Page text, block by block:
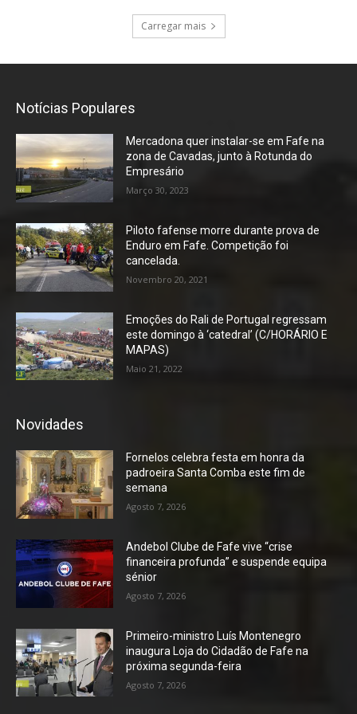
Carregar mais
Notícias Populares
Mercadona quer instalar-se em Fafe na
zona de Cavadas, junto à Rotunda do
Empresário
Março 30, 2023
Piloto fafense morre durante prova de
Enduro em Fafe. Competição foi
cancelada.
Novembro 20, 2021
Emoções do Rali de Portugal regressam
este domingo à ‘catedral’ (C/HORÁRIO E
MAPAS)
Maio 21, 2022
Novidades
Fornelos celebra festa em honra da
padroeira Santa Comba este fim de
semana
Agosto 7, 2026
Andebol Clube de Fafe vive “crise
financeira profunda” e suspende equipa
sénior
Agosto 7, 2026
Primeiro-ministro Luís Montenegro
inaugura Loja do Cidadão de Fafe na
próxima segunda-feira
Agosto 7, 2026